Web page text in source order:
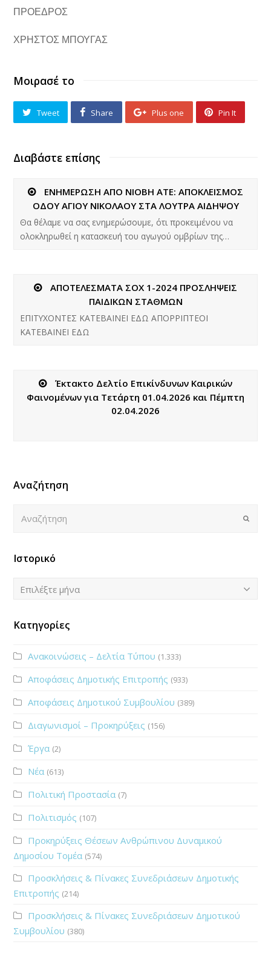
ΠΡΟΕΔΡΟΣ
ΧΡΗΣΤΟΣ ΜΠΟΥΓΑΣ
Μοιρασέ το
Tweet Share Plus one Pin It
Διαβάστε επίσης
ΕΝΗΜΕΡΩΣΗ ΑΠΟ ΝΙΟΒΗ ΑΤΕ: ΑΠΟΚΛΕΙΣΜΟΣ
ΟΔΟΥ ΑΓΙΟΥ ΝΙΚΟΛΑΟΥ ΣΤΑ ΛΟΥΤΡΑ ΑΙΔΗΨΟΥ
Θα θέλαμε να σας ενημερώσουμε, ότι προκειμένου να
ολοκληρωθεί η κατασκευή του αγωγού ομβρίων της…
ΑΠΟΤΕΛΕΣΜΑΤΑ ΣΟΧ 1-2024 ΠΡΟΣΛΗΨΕΙΣ
ΠΑΙΔΙΚΩΝ ΣΤΑΘΜΩΝ
ΕΠΙΤΥΧΟΝΤΕΣ ΚΑΤΕΒΑΙΝΕΙ ΕΔΩ ΑΠΟΡΡΙΠΤΕΟΙ
ΚΑΤΕΒΑΙΝΕΙ ΕΔΩ
Έκτακτο Δελτίο Επικίνδυνων Καιρικών
Φαινομένων για Τετάρτη 01.04.2026 και Πέμπτη
02.04.2026
Αναζήτηση
Submit
Ιστορικό
Ιστορικό
Επιλέξτε μήνα
Κατηγορίες
Ανακοινώσεις – Δελτία Τύπου (1.333)
Αποφάσεις Δημοτικής Επιτροπής (933)
Αποφάσεις Δημοτικού Συμβουλίου (389)
Διαγωνισμοί – Προκηρύξεις (156)
Έργα (2)
Νέα (613)
Πολιτική Προστασία (7)
Πολιτισμός (107)
Προκηρύξεις Θέσεων Ανθρώπινου Δυναμικού
Δημοσίου Τομέα (574)
Προσκλήσεις & Πίνακες Συνεδριάσεων Δημοτικής
Επιτροπής (214)
Προσκλήσεις & Πίνακες Συνεδριάσεων Δημοτικού
Συμβουλίου (380)